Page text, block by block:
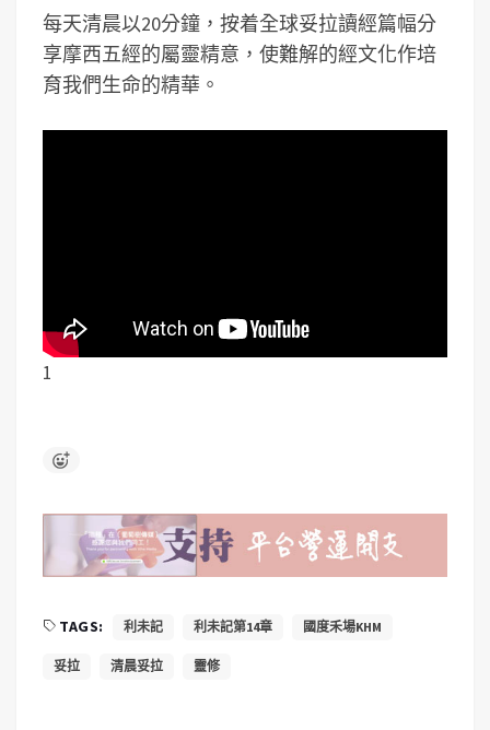
每天清晨以20分鐘，按着全球妥拉讀經篇幅分
享摩西五經的屬靈精意，使難解的經文化作培
育我們生命的精華。
1
TAGS: 利未記 利未記第14章 國度禾場KHM
妥拉 清晨妥拉 靈修